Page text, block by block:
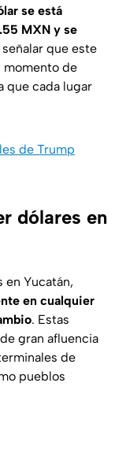
se está
MXN y se
que este
momento de
que cada lugar
de Trump
dólares en
en Yucatán,
en cualquier
. Estas
gran afluencia
de
pueblos